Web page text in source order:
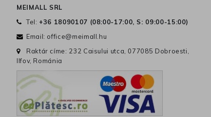
MEIMALL SRL
Tel: +36 18090107 (08:00-17:00, S: 09:00-15:00)
Email: office@meimall.hu
Raktár címe: 232 Caisului utca, 077085 Dobroesti,
Ilfov, Románia